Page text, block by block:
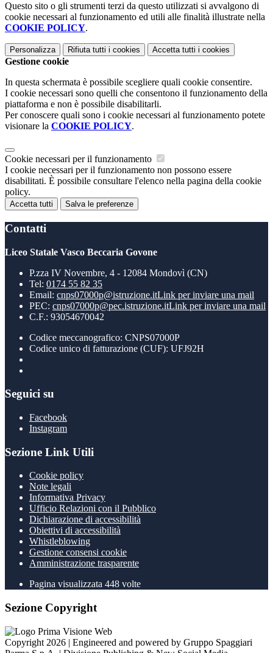
Questo sito o gli strumenti terzi da questo utilizzati si avvalgono di
cookie necessari al funzionamento ed utili alle finalità illustrate nella
COOKIE POLICY.
Personalizza Rifiuta tutti i cookies Accetta tutti i cookies
Gestione cookie
In questa schermata è possibile scegliere quali cookie consentire.
I cookie necessari sono quelli che consentono il funzionamento della
piattaforma e non è possibile disabilitarli.
Per conoscere quali sono i cookie necessari al funzionamento potete
visionare la COOKIE POLICY.
Cookie necessari per il funzionamento
I cookie necessari per il funzionamento non possono essere
disabilitati. È possibile consultare l'elenco nella pagina della cookie
policy.
Accetta tutti Salva le preferenze
Contatti
Liceo Statale Vasco Beccaria Govone
P.zza IV Novembre, 4 - 12084 Mondovì (CN)
Tel: 0174 55 82 35
Email: cnps07000p@istruzione.itLink per inviare una mail
PEC: cnps07000p@pec.istruzione.itLink per inviare una mail
C.F.: 93054670042
Codice meccanografico: CNPS07000P
Codice unico di fatturazione (CUF): UFJ92H
Seguici su
Facebook
Instagram
Sezione Link Utili
Cookie policy
Note legali
Informativa Privacy
Ufficio Relazioni con il Pubblico
Dichiarazione di accessibilità
Obiettivi di accessibilità
Whistleblowing
Gestione consensi cookie
Amministrazione trasparente
Pagina visualizzata 448 volte
Sezione Copyright
Copyright 2026 | Engineered and powered by Gruppo Spaggiari